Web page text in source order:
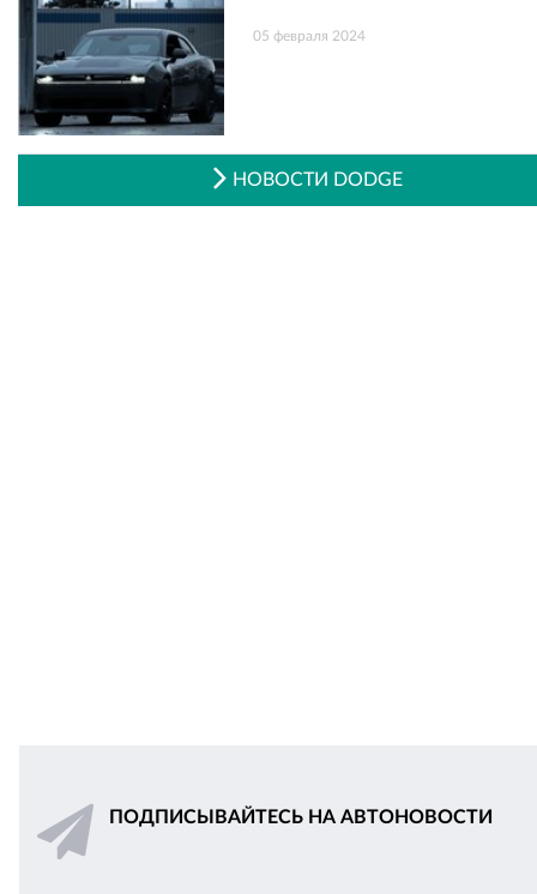
05 февраля 2024
НОВОСТИ DODGE
ПОДПИСЫВАЙТЕСЬ НА АВТОНОВОСТИ